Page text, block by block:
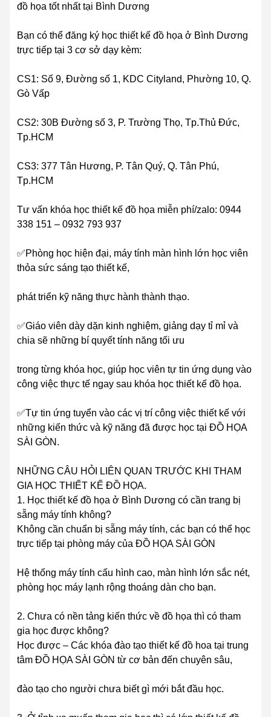
đồ họa tốt nhất tại Bình Dương
Bạn có thể đăng ký học thiết kế đồ họa ở Bình Dương
trực tiếp tại 3 cơ sở dạy kèm:
CS1: Số 9, Đường số 1, KDC Cityland, Phường 10, Q.
Gò Vấp
CS2: 30B Đường số 3, P. Trường Thọ, Tp.Thủ Đức,
Tp.HCM
CS3: 377 Tân Hương, P. Tân Quý, Q. Tân Phú,
Tp.HCM
Tư vấn khóa học thiết kế đồ họa miễn phí/zalo: 0944
338 151 – 0932 793 937
✅Phòng học hiện đại, máy tính màn hình lớn học viên
thỏa sức sáng tạo thiết kế,
phát triển kỹ năng thực hành thành thạo.
✅Giáo viên dày dặn kinh nghiệm, giảng dạy tỉ mỉ và
chia sẽ những bí quyết tính năng tối ưu
trong từng khóa học, giúp học viên tự tin ứng dụng vào
công việc thực tế ngay sau khóa học thiết kế đồ họa.
✅Tự tin ứng tuyển vào các vị trí công việc thiết kế với
những kiến thức và kỹ năng đã được học tại ĐỒ HỌA
SÀI GÒN.
NHỮNG CÂU HỎI LIÊN QUAN TRƯỚC KHI THAM
GIA HỌC THIẾT KẾ ĐỒ HỌA.
1. Học thiết kế đồ họa ở Bình Dương có cần trang bị
sẵng máy tính không?
Không cần chuẩn bị sẵng máy tính, các bạn có thể học
trực tiếp tại phòng máy của ĐỒ HỌA SÀI GÒN
Hệ thống máy tính cấu hình cao, màn hình lớn sắc nét,
phòng học máy lạnh rộng thoáng dàn cho bạn.
2. Chưa có nền tảng kiến thức về đồ họa thì có tham
gia học được không?
Học được – Các khóa đào tạo thiết kế đồ hoa tại trung
tâm ĐỒ HỌA SÀI GÒN từ cơ bản đến chuyên sâu,
đào tạo cho người chưa biết gì mới bắt đầu học.